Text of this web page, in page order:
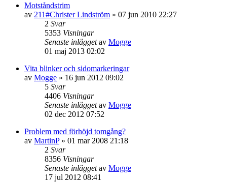
Motståndstrim
av 211#Christer Lindström » 07 jun 2010 22:27
2 Svar
5353 Visningar
Senaste inläggetav Mogge
01 maj 2013 02:02
Vita blinker och sidomarkeringar
av Mogge » 16 jun 2012 09:02
5 Svar
4406 Visningar
Senaste inläggetav Mogge
02 dec 2012 07:52
Problem med förhöjd tomgång?
av MartinP» 01 mar 2008 21:18
2 Svar
8356 Visningar
Senaste inläggetav Mogge
17 jul 2012 08:41